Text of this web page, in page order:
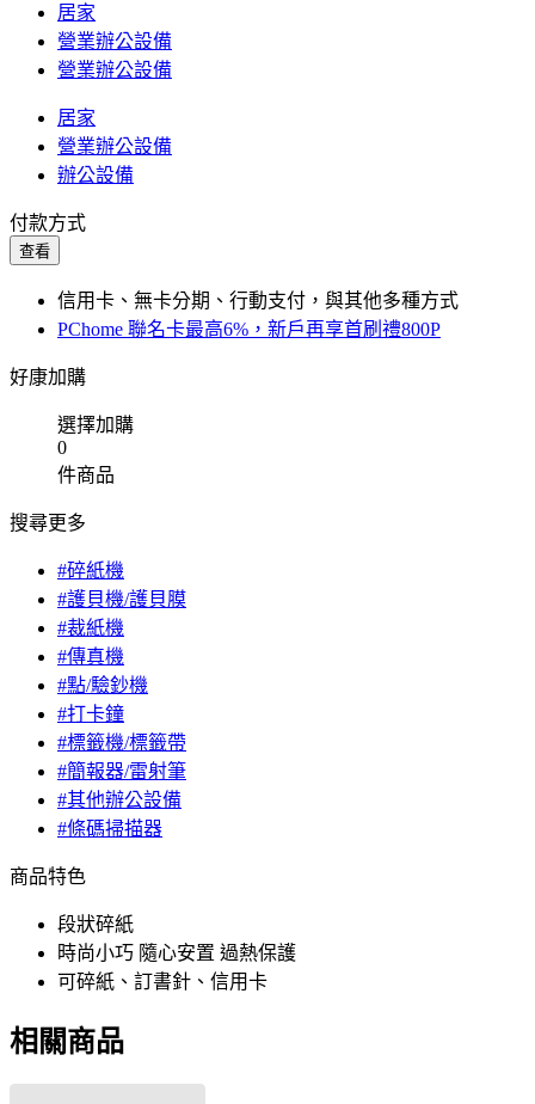
居家
營業辦公設備
營業辦公設備
居家
營業辦公設備
辦公設備
付款方式
查看
信用卡、無卡分期、行動支付，與其他多種方式
PChome 聯名卡最高6%，新戶再享首刷禮800P
好康加購
選擇加購
0
件商品
搜尋更多
#碎紙機
#護貝機/護貝膜
#裁紙機
#傳真機
#點/驗鈔機
#打卡鐘
#標籤機/標籤帶
#簡報器/雷射筆
#其他辦公設備
#條碼掃描器
商品特色
段狀碎紙
時尚小巧 隨心安置 過熱保護
可碎紙、訂書針、信用卡
相關商品